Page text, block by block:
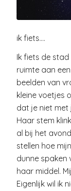
ik fiets….
Ik fiets de
ruimte aan
beelden van
kleine voetjes
dat je niet met
Haar stem
al bij het
stellen hoe
dunne spaken
haar middel.
Eigenlijk wil ik